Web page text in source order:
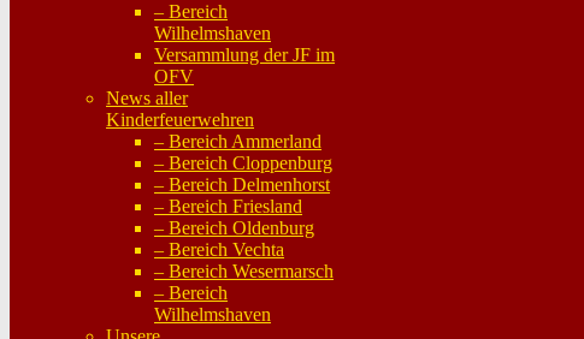
– Bereich
Wilhelmshaven
Versammlung der JF im
OFV
News aller
Kinderfeuerwehren
– Bereich Ammerland
– Bereich Cloppenburg
– Bereich Delmenhorst
– Bereich Friesland
– Bereich Oldenburg
– Bereich Vechta
– Bereich Wesermarsch
– Bereich
Wilhelmshaven